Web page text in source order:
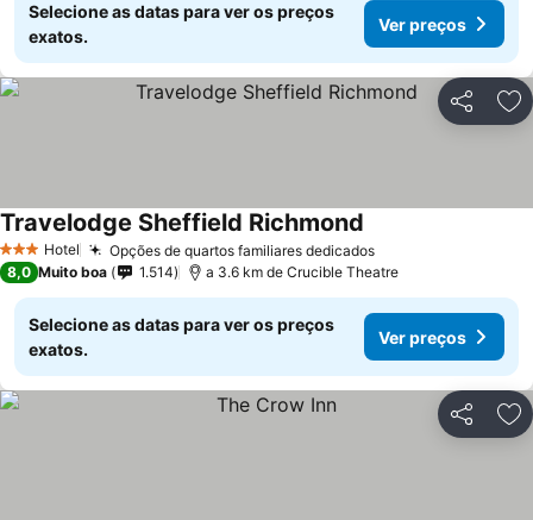
Selecione as datas para ver os preços
exatos.
Ver preços
Partilhar
3 EstrelasHotel Opções de quartos familiares dedicadosVer preços
Travelodge Sheffield Richmond
8,0 Muito boa 1.514 a 3.6 km de Crucible Theatre
Selecione as datas para ver os preços
exatos.
Ver preços
Partilhar